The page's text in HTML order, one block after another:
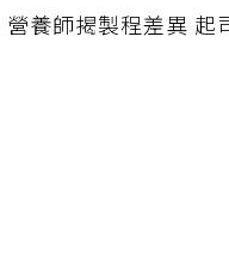
養師揭製程差異 起